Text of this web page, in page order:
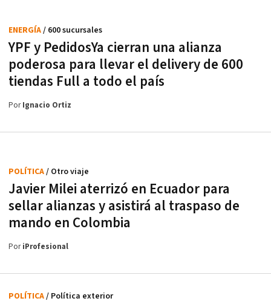
YPF y PedidosYa cierran una alianza
poderosa para llevar el delivery de 600
tiendas Full a todo el país
ENERGÍA/ 600 sucursales
PorIgnacio Ortiz
Javier Milei aterrizó en Ecuador para
sellar alianzas y asistirá al traspaso de
mando en Colombia
POLÍTICA/ Otro viaje
PoriProfesional
POLÍTICA/ Política exterior